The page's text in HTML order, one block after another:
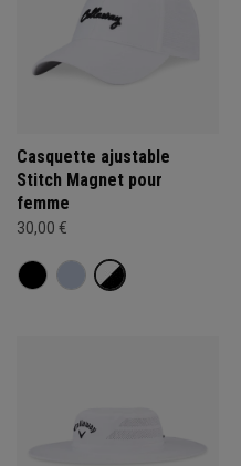
Casquette ajustable
Stitch Magnet pour
femme
30,00 €